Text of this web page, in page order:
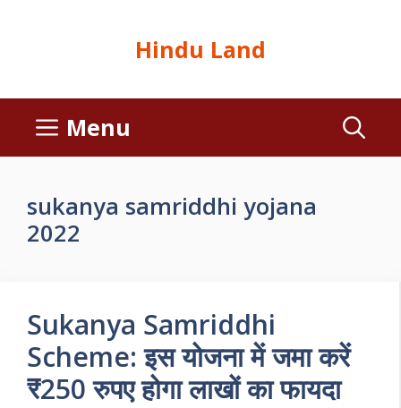
Hindu Land
Menu
sukanya samriddhi yojana
2022
Sukanya Samriddhi
Scheme: इस योजना में जमा करें
₹250 रुपए होगा लाखों का फायदा